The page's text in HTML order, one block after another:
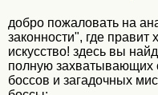
добро пожаловать на
законности", где
искусство! здесь вы
полную захватывающих
боссов и загадочных